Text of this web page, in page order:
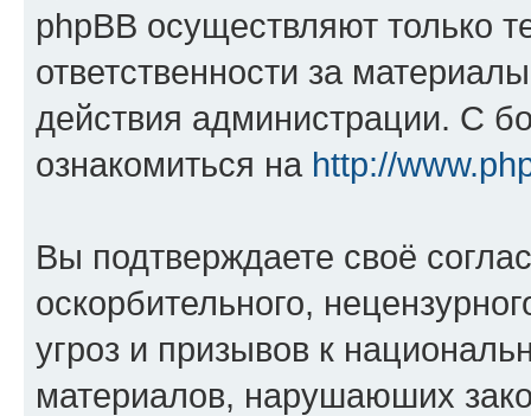
phpBB осуществляют только
ответственности за
действия администрации. С
ознакомиться на http://
Вы подтверждаете своё
оскорбительного,
угроз и призывов к
материалов, нарушаюших